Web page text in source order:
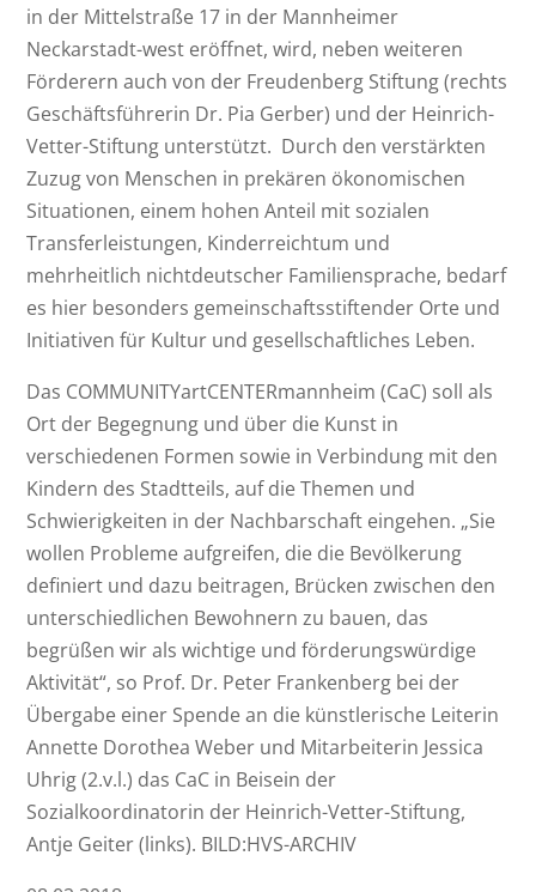
in der Mittelstraße 17 in der Mannheimer
Neckarstadt-west eröffnet, wird, neben weiteren
Förderern auch von der Freudenberg Stiftung (rechts
Geschäftsführerin Dr. Pia Gerber) und der Heinrich-
Vetter-Stiftung unterstützt. Durch den verstärkten
Zuzug von Menschen in prekären ökonomischen
Situationen, einem hohen Anteil mit sozialen
Transferleistungen, Kinderreichtum und
mehrheitlich nichtdeutscher Familiensprache, bedarf
es hier besonders gemeinschaftsstiftender Orte und
Initiativen für Kultur und gesellschaftliches Leben.
Das COMMUNITYartCENTERmannheim (CaC) soll als
Ort der Begegnung und über die Kunst in
verschiedenen Formen sowie in Verbindung mit den
Kindern des Stadtteils, auf die Themen und
Schwierigkeiten in der Nachbarschaft eingehen. „Sie
wollen Probleme aufgreifen, die die Bevölkerung
definiert und dazu beitragen, Brücken zwischen den
unterschiedlichen Bewohnern zu bauen, das
begrüßen wir als wichtige und förderungswürdige
Aktivität“, so Prof. Dr. Peter Frankenberg bei der
Übergabe einer Spende an die künstlerische Leiterin
Annette Dorothea Weber und Mitarbeiterin Jessica
Uhrig (2.v.l.) das CaC in Beisein der
Sozialkoordinatorin der Heinrich-Vetter-Stiftung,
Antje Geiter (links). BILD:HVS-ARCHIV